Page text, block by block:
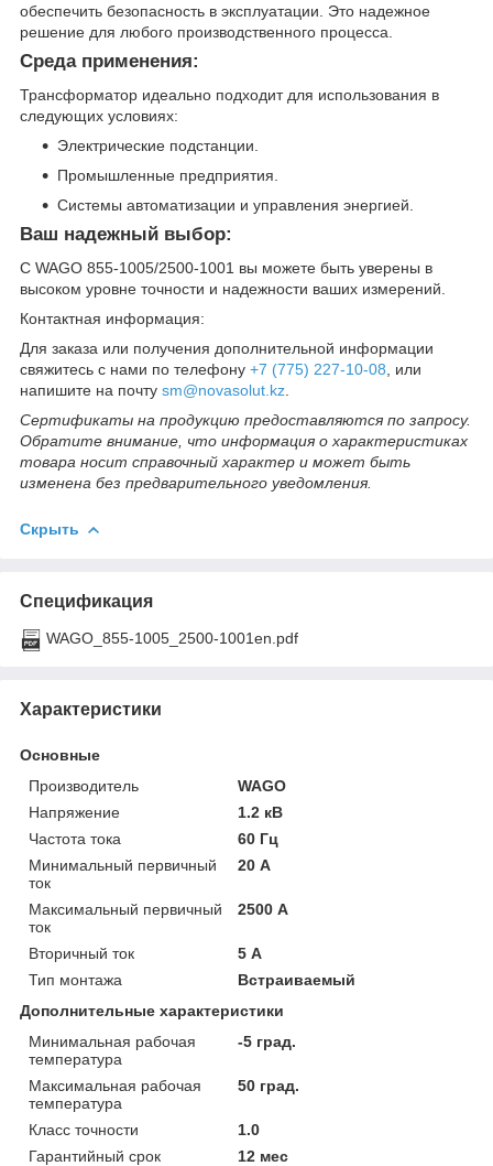
обеспечить безопасность в эксплуатации. Это надежное
решение для любого производственного процесса.
Среда применения:
Трансформатор идеально подходит для использования в
следующих условиях:
Электрические подстанции.
Промышленные предприятия.
Системы автоматизации и управления энергией.
Ваш надежный выбор:
С WAGO 855-1005/2500-1001 вы можете быть уверены в
высоком уровне точности и надежности ваших измерений.
Контактная информация:
Для заказа или получения дополнительной информации
свяжитесь с нами по телефону +7 (775) 227-10-08 , или
напишите на почту sm@novasolut.kz
Сертификаты на продукцию предоставляются по запросу.
Обратите внимание, что информация о характеристиках
товара носит справочный характер и может быть
изменена без предварительного уведомления.
Скрыть
Спецификация
WAGO_855-1005_2500-1001en.pdf
Характеристики
Основные
Производитель
WAGO
Напряжение
1.2 кВ
Частота тока
60 Гц
Минимальный первичный
ток
20 А
Максимальный первичный
ток
2500 А
Вторичный ток
5 А
Тип монтажа
Встраиваемый
Дополнительные характеристики
Минимальная рабочая
температура
-5 град.
Максимальная рабочая
температура
50 град.
Класс точности
1.0
Гарантийный срок
12 мес